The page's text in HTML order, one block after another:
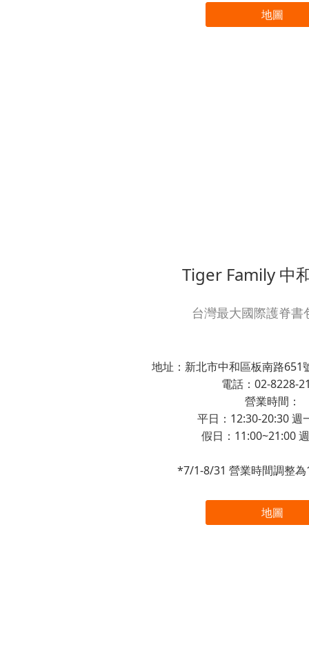
地圖
Tiger Family 中
台灣最大國際護脊書
地址：新北市中和區板南路651
電話：02-8228-
營業時間：
平日：12:30-20:30 週
假日：11:00~21:00
*7/1-8/31 營業時間調整
地圖